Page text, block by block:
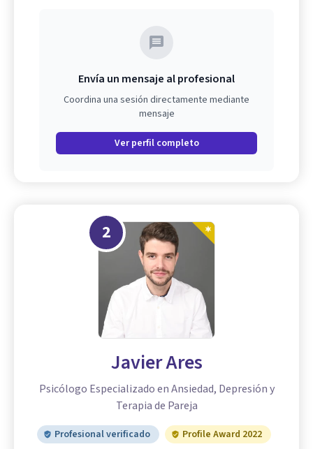
Envía un mensaje al profesional
Coordina una sesión directamente mediante
mensaje
Ver perfil completo
2
Javier Ares
Psicólogo Especializado en Ansiedad, Depresión y
Terapia de Pareja
Profesional verificado
Profile Award 2022